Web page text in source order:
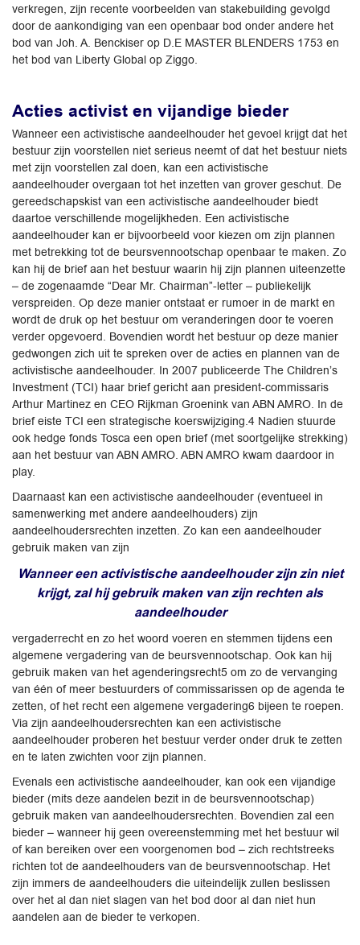
verkregen, zijn recente voorbeelden van stakebuilding gevolgd
door de aankondiging van een openbaar bod onder andere het
bod van Joh. A. Benckiser op D.E MASTER BLENDERS 1753 en
het bod van Liberty Global op Ziggo.
Acties activist en vijandige bieder
Wanneer een activistische aandeelhouder het gevoel krijgt dat het
bestuur zijn voorstellen niet serieus neemt of dat het bestuur niets
met zijn voorstellen zal doen, kan een activistische
aandeelhouder overgaan tot het inzetten van grover geschut. De
gereedschapskist van een activistische aandeelhouder biedt
daartoe verschillende mogelijkheden. Een activistische
aandeelhouder kan er bijvoorbeeld voor kiezen om zijn plannen
met betrekking tot de beursvennootschap openbaar te maken. Zo
kan hij de brief aan het bestuur waarin hij zijn plannen uiteenzette
– de zogenaamde “Dear Mr. Chairman”-letter – publiekelijk
verspreiden. Op deze manier ontstaat er rumoer in de markt en
wordt de druk op het bestuur om veranderingen door te voeren
verder opgevoerd. Bovendien wordt het bestuur op deze manier
gedwongen zich uit te spreken over de acties en plannen van de
activistische aandeelhouder. In 2007 publiceerde The Children’s
Investment (TCI) haar brief gericht aan president-commissaris
Arthur Martinez en CEO Rijkman Groenink van ABN AMRO. In de
brief eiste TCI een strategische koerswijziging.4 Nadien stuurde
ook hedge fonds Tosca een open brief (met soortgelijke strekking)
aan het bestuur van ABN AMRO. ABN AMRO kwam daardoor in
play.
Daarnaast kan een activistische aandeelhouder (eventueel in
samenwerking met andere aandeelhouders) zijn
aandeelhoudersrechten inzetten. Zo kan een aandeelhouder
gebruik maken van zijn
Wanneer een activistische aandeelhouder zijn zin niet
krijgt, zal hij gebruik maken van zijn rechten als
aandeelhouder
vergaderrecht en zo het woord voeren en stemmen tijdens een
algemene vergadering van de beursvennootschap. Ook kan hij
gebruik maken van het agenderingsrecht5 om zo de vervanging
van één of meer bestuurders of commissarissen op de agenda te
zetten, of het recht een algemene vergadering6 bijeen te roepen.
Via zijn aandeelhoudersrechten kan een activistische
aandeelhouder proberen het bestuur verder onder druk te zetten
en te laten zwichten voor zijn plannen.
Evenals een activistische aandeelhouder, kan ook een vijandige
bieder (mits deze aandelen bezit in de beursvennootschap)
gebruik maken van aandeelhoudersrechten. Bovendien zal een
bieder – wanneer hij geen overeenstemming met het bestuur wil
of kan bereiken over een voorgenomen bod – zich rechtstreeks
richten tot de aandeelhouders van de beursvennootschap. Het
zijn immers de aandeelhouders die uiteindelijk zullen beslissen
over het al dan niet slagen van het bod door al dan niet hun
aandelen aan de bieder te verkopen.